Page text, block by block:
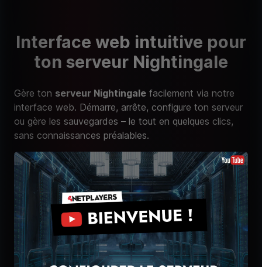
Interface web intuitive pour
ton serveur Nightingale
Gère ton serveur Nightingale facilement via notre
interface web. Démarre, arrête, configure ton serveur
ou gère les sauvegardes – le tout en quelques clics,
sans connaissances préalables.